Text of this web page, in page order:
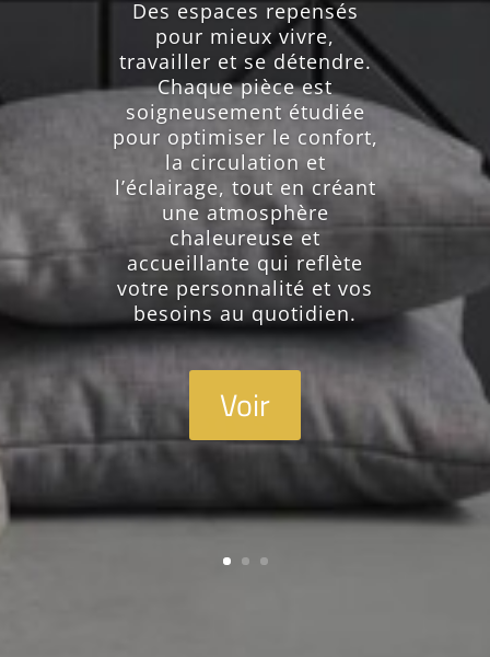
espace et chaque création
est pensé en harmonie
avec les dernières
tendances du design, de
la décoration et de
l’aménagement. Nous
puisons notre inspiration
dans l’actualité, les
innovations et les
nouvelles idées pour
créer des intérieurs et des
environnements à la fois
élégants, fonctionnels et
résolument modernes.
Voir